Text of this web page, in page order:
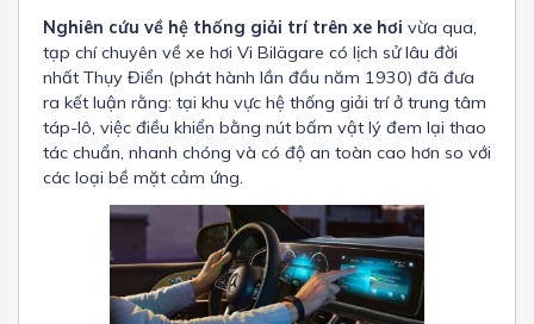
Nghiên cứu về hệ thống giải trí trên xe hơi vừa qua,
tạp chí chuyên về xe hơi Vi Bilägare có lịch sử lâu đời
nhất Thụy Điển (phát hành lần đầu năm 1930) đã đưa
ra kết luận rằng: tại khu vực hệ thống giải trí ở trung tâm
táp-lô, việc điều khiển bằng nút bấm vật lý đem lại thao
tác chuẩn, nhanh chóng và có độ an toàn cao hơn so với
các loại bề mặt cảm ứng.